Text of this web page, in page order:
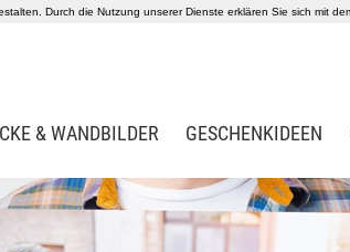
Durch die Nutzung unserer Dienste erklären Sie sich mit
& WANDBILDER GESCHENKIDEEN